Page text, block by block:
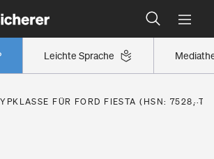
Leichte Sprache
Jetzt Versicherer finden
ist Ihre Region eingestuft
Jetzt Versicherer finden
FÜR FORD FIESTA (HSN: 7528,